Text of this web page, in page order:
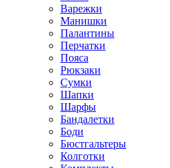
Варежки
Манишки
Палантины
Перчатки
Пояса
Рюкзаки
Сумки
Шапки
Шарфы
Бандалетки
Боди
Бюстгальтеры
Колготки